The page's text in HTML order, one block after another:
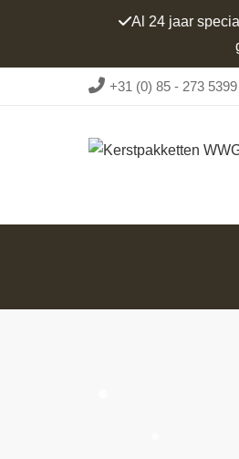
Al 24 jaar
+31 (0) 85 - 273 5399